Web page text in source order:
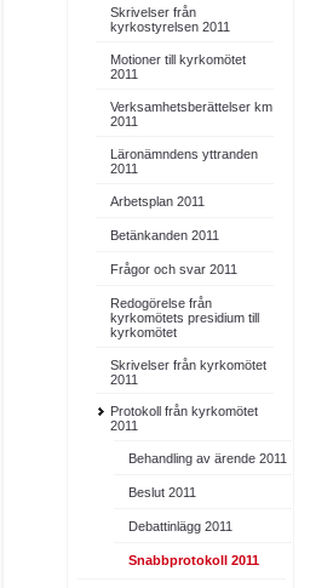
Skrivelser från
kyrkostyrelsen 2011
Motioner till kyrkomötet
2011
Verksamhetsberättelser km
2011
Läronämndens yttranden
2011
Arbetsplan 2011
Betänkanden 2011
Frågor och svar 2011
Redogörelse från
kyrkomötets presidium till
kyrkomötet
Skrivelser från kyrkomötet
2011
Protokoll från kyrkomötet
2011
Behandling av ärende 2011
Beslut 2011
Debattinlägg 2011
Snabbprotokoll 2011